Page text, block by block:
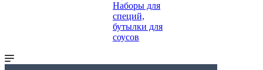
Наборы для
специй,
бутылки для
соусов